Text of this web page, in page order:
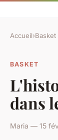
Accueil›Basket
BASKET
dans
Maria — 15